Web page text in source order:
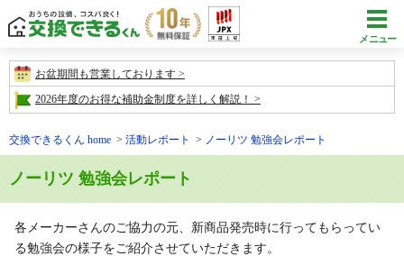
メニュー
お盆期間も営業しております
2026年度のお得な補助金制度を詳しく解説！
交換できるくん home 活動レポート ノーリツ 勉強会レポート
ノーリツ 勉強会レポート
各メーカーさんのご協力の元、新商品発売時に行ってもらってい
る勉強会の様子をご紹介させていただきます。